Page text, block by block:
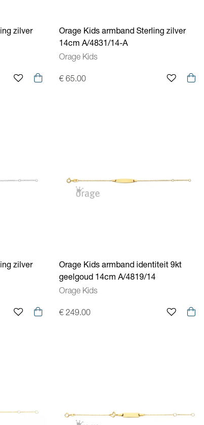
zilver
Orage Kids armband Sterling zilver
14cm A/4831/14-A
Orage Kids
€ 65.00
zilver
Orage Kids armband identiteit 9kt
geelgoud 14cm A/4819/14
Orage Kids
€ 249.00